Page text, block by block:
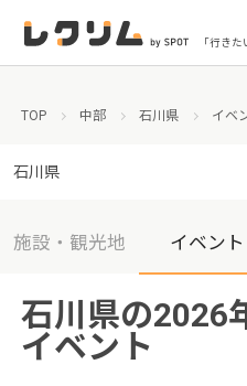
「行き
TOP 中部 石川県 イベ
石川県
施設・観光地 イベント
石川県の2026
イベント